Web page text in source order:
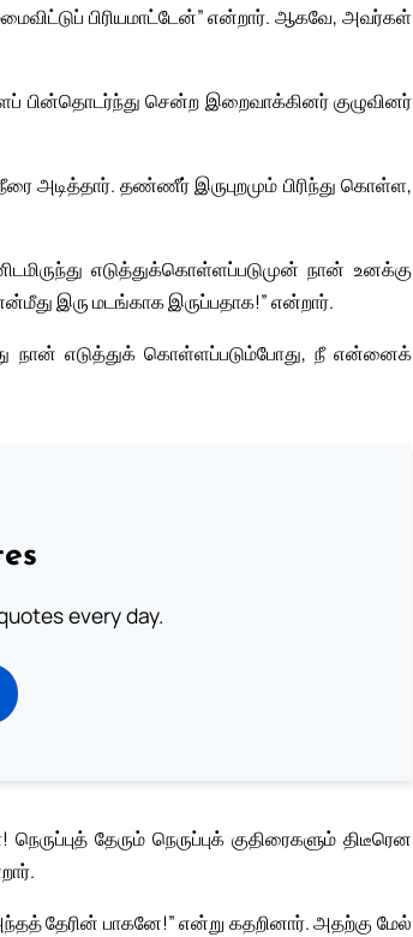
பிரியமாட்டேன்” என்றார். ஆகவே, அவர்கள்
சென்ற இறைவாக்கினர் குழுவினர்
அடித்தார். தண்ணீர் இருபுறமும் பிரிந்து கொள்ள,
எடுத்துக்கொள்ளப்படுமுன் நான் உனக்கு
இரு மடங்காக இருப்பதாக!” என்றார்.
நான் எடுத்துக் கொள்ளப்படும்போது, நீ என்னைக்
every day.
தேரும் நெருப்புக் குதிரைகளும் திடீரென
தேரின் பாகனே!” என்று கதறினார். அதற்கு மேல்